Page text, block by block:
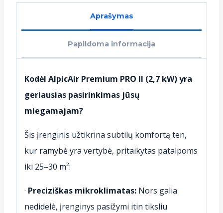
Aprašymas
Papildoma informacija
Kodėl AlpicAir Premium PRO II (2,7 kW) yra
geriausias pasirinkimas jūsų
miegamajam?
Šis įrenginis užtikrina subtilų komfortą ten,
kur ramybė yra vertybė, pritaikytas patalpoms
iki 25–30 m²:
· Preciziškas mikroklimatas: Nors galia
nedidelė, įrenginys pasižymi itin tiksliu